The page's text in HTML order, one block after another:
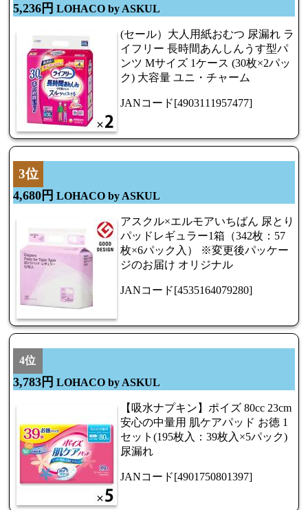
5,236円 LOHACO by ASKUL
(セール）大人用紙おむつ 尿漏れ ラ
イフリー 長時間あんしんうす型パ
ンツ Mサイズ 1ケース (30枚×2パッ
ク) 大容量 ユニ・チャーム
JANコード[4903111957477]
3位
4,680円 LOHACO by ASKUL
アスクル×エルモアいちばん 尿とり
パッドレギュラー1箱（342枚：57
枚×6パック入） ※変更後パッケー
ジのお届け オリジナル
JANコード[4535164079280]
4位
3,783円 LOHACO by ASKUL
【吸水ナプキン】ポイズ 80cc 23cm
安心の中量用 肌ケアパッド お徳 1
セット(195枚入：39枚入×5パック)
尿漏れ
JANコード[4901750801397]